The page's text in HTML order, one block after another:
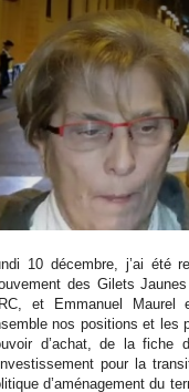
10 décembre, j’ai été
des Gilets
et Emmanuel Maurel
nos positions et les
d’achat, de la fiche
pour la
d’aménagement du